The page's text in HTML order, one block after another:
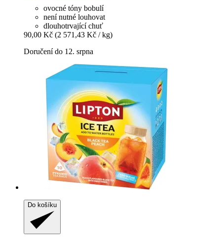
ovocné tóny bobulí
není nutné louhovat
dlouhotrvající chuť
90,00 Kč (2 571,43 Kč / kg)
Doručení do 12. srpna
Do košíku